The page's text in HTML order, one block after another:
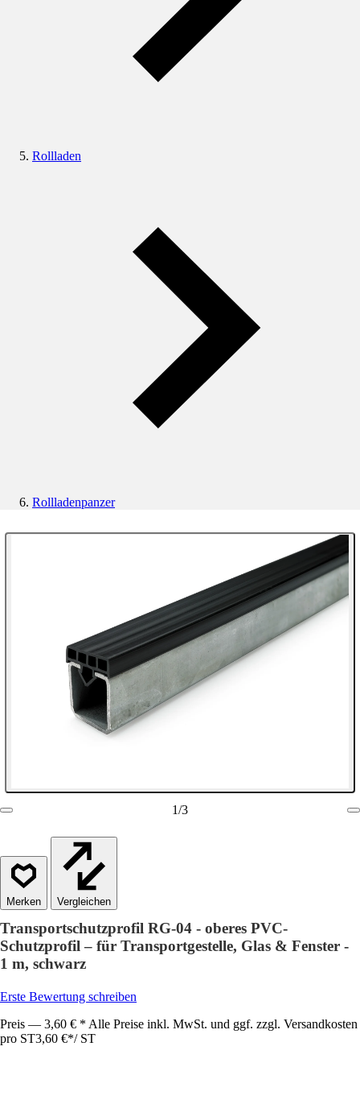
Rollladen
Rollladenpanzer
1/3
Vergleichen
Transportschutzprofil RG-04 - oberes PVC-
Schutzprofil – für Transportgestelle, Glas & Fenster -
1 m, schwarz
Erste Bewertung schreiben
Preis — 3,60 € * Alle Preise inkl. MwSt. und ggf. zzgl. Versandkosten
pro ST3,60 €*/ ST